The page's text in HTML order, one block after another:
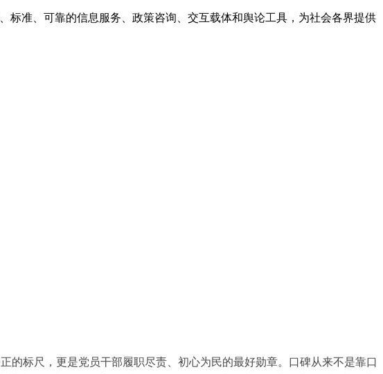
标准、可靠的信息服务、政策咨询、交互载体和舆论工具，为社会各界提供
的标尺，更是党员干部履职尽责、初心为民的最好勋章。口碑从来不是靠口